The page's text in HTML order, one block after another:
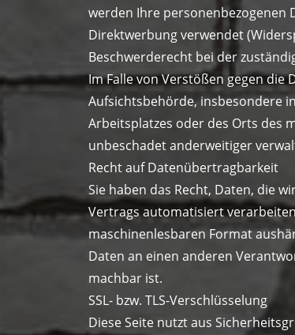
werden Ihre personenbezogenen
Direktwerbung verwendet
Beschwerderecht bei der
Im Falle von Verstößen gegen die
Aufsichtsbehörde, insbesondere
Arbeitsplatzes oder des Orts des
unbeschadet anderweitiger
Recht auf Datenübertragbarkeit
Sie haben das Recht, Daten, die
Vertrags automatisiert
maschinenlesbaren Format
Daten an einen anderen
machbar ist.
SSL- bzw. TLS-Verschlüsselung
Diese Seite nutzt aus